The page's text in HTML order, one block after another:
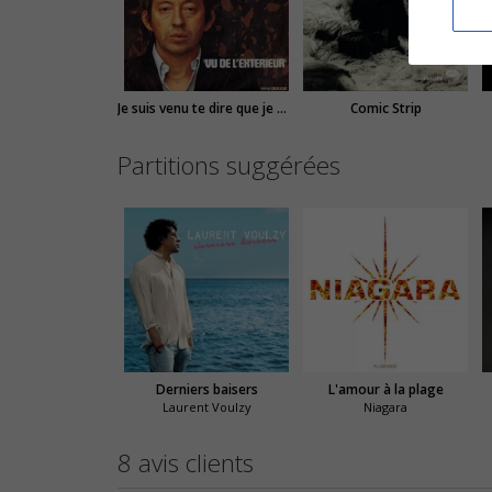
Je suis venu te dire que je m'en vais Comic Strip
Partitions suggérées
Derniers baisers
Laurent Voulzy
L'amour à la plage
Niagara
8 avis clients